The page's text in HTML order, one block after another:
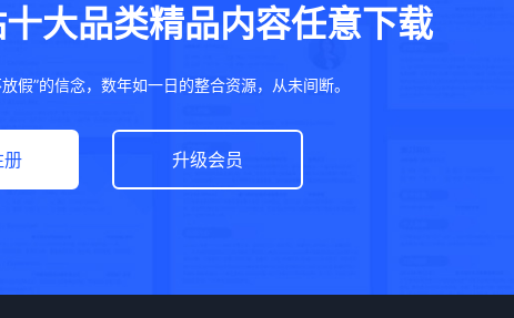
大品类精品内容任意下载
假”的信念，数年如一日的整合资源，从未间断。
册 升级会员